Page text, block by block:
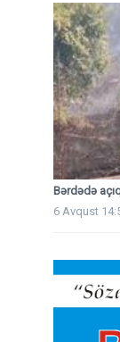
Bərdədə
6 Avqust